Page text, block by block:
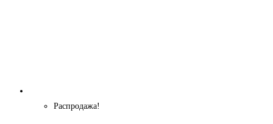
Распродажа!